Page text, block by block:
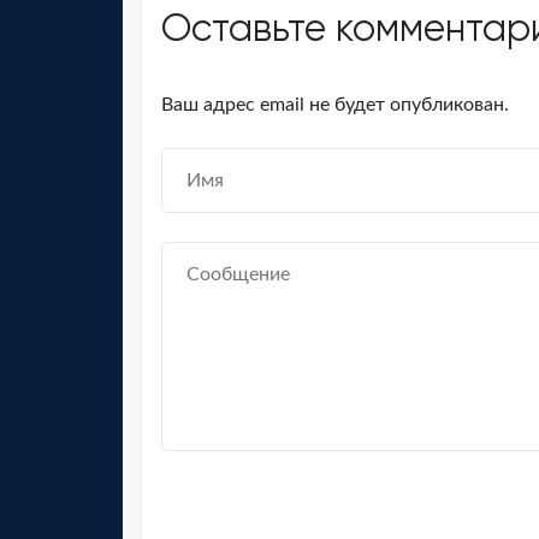
Оставьте
Ваш адрес email не будет опубликован.